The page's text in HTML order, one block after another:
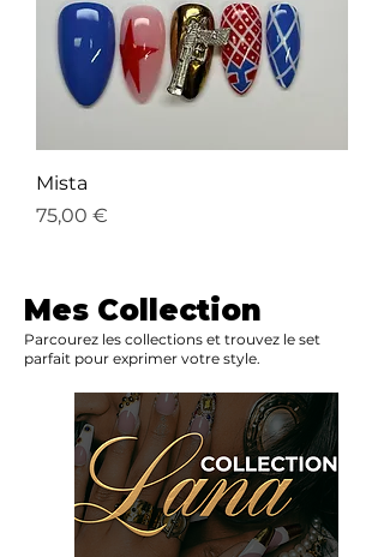
Mista
Prix
75,00 €
Mes Collection
Parcourez les collections et trouvez le set
parfait pour exprimer votre style.